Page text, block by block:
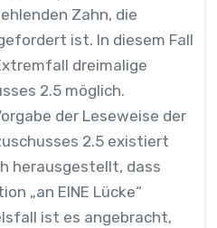
Zahn, die
ist. In diesem Fall
dreimalige
2.5 möglich.
der Leseweise der
2.5 existiert
herausgestellt, dass
„an EINE Lücke“
ist es angebracht,